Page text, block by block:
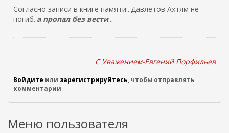
)
н
е
ш
н
а
Согласно записи в книге памяти...Давлетов Ахтям не
погиб..а пропал без вести...
C Уважением-Евгений Порфильев
Войдите или зарегистрируйтесь, чтобы отправлять
комментарии
Меню пользователя